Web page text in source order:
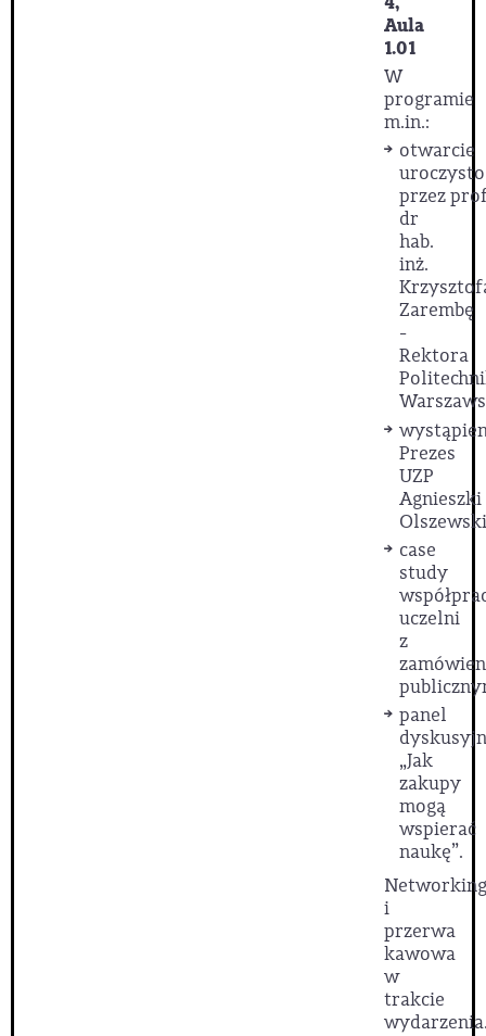
Aula
1.01
W
programie
m.in.:
otwarcie
przez
dr
hab.
inż.
Zarembę
-
Rektora
Prezes
UZP
Agnieszki
case
study
uczelni
z
panel
„Jak
zakupy
mogą
wspierać
naukę”.
Networking
i
przerwa
kawowa
w
trakcie